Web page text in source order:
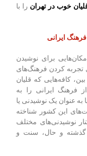
خوب در تهران را با
ایرانی
برای نوشیدن
تجربه کردن فرهنگ‌های
کافه‌هایی که قلیان
فرهنگ ایرانی را به
به عنوان یک نوشیدنی یا
این کشور شناخته
نوشیدنی‌های مختلف
گذشته و حال، سنت و